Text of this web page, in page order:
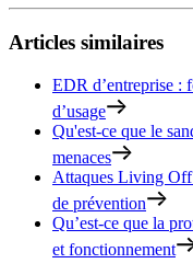
Articles similaires
EDR d’entreprise :
d’usage
Qu'est-ce que le
menaces
Attaques Living
de prévention
Qu’est-ce que la
et fonctionnement